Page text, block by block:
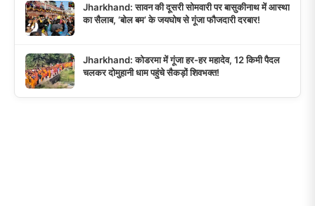
Jharkhand: सावन की दूसरी सोमवारी पर बासुकीनाथ में आस्था
का सैलाब, ‘बोल बम’ के जयघोष से गूंजा फौजदारी दरबार!
Jharkhand: कोडरमा में गूंजा हर-हर महादेव, 12 किमी पैदल
चलकर दोमुहानी धाम पहुंचे सैकड़ों शिवभक्त!